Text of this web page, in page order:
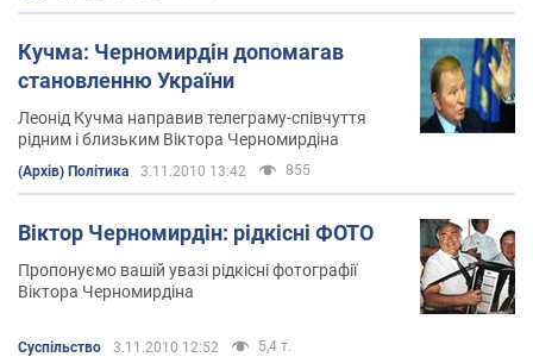
Кучма: Черномирдін допомагав
становленню України
Леонід Кучма направив телеграму-співчуття
рідним і близьким Віктора Черномирдіна
(Архів) Політика 3.11.2010 13:42 855
Віктор Черномирдін: рідкісні ФОТО
Пропонуємо вашій увазі рідкісні фотографії
Віктора Черномирдіна
Суспільство 3.11.2010 12:52 5,4 т.